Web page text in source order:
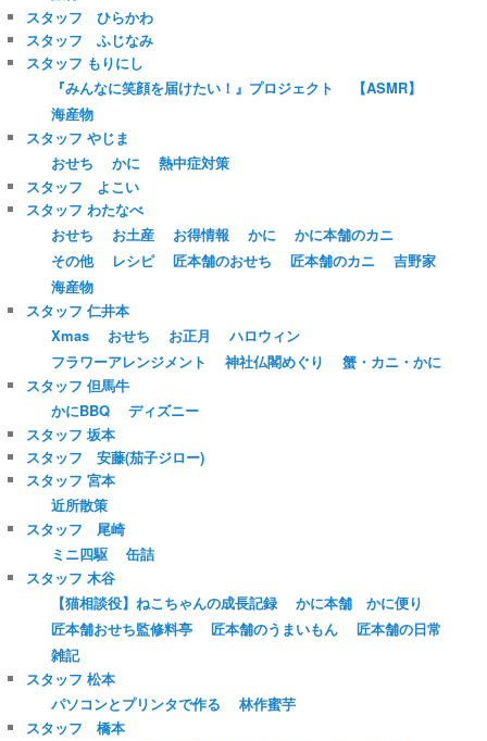
スタッフ ひらかわ
スタッフ ふじなみ
スタッフ もりにし
『みんなに笑顔を届けたい！』プロジェクト
【ASMR】
海産物
スタッフ やじま
おせち
かに
熱中症対策
スタッフ よこい
スタッフ わたなべ
おせち
お土産 お得情報 かに
かに本舗のカニ
その他
レシピ 匠本舗のおせち 匠本舗のカニ
吉野家
海産物
スタッフ 仁井本
Xmas
おせち お正月
ハロウィン
フラワーアレンジメント
神社仏閣めぐり
蟹・カニ・かに
スタッフ 但馬牛
かにBBQ
ディズニー
スタッフ 坂本
スタッフ 安藤(茄子ジロー)
スタッフ 宮本
近所散策
スタッフ 尾崎
ミニ四駆
缶詰
スタッフ 木谷
【猫相談役】ねこちゃんの成長記録
かに本舗 かに便り
匠本舗おせち監修料亭
匠本舗のうまいもん
匠本舗の日常
雑記
スタッフ 松本
パソコンとプリンタで作る
林作蜜芋
スタッフ 橋本